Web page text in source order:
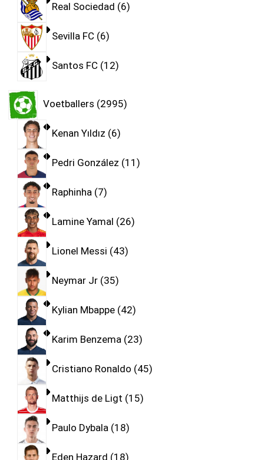
Real Sociedad 6
Sevilla FC 6
Santos FC 12
Voetballers 2995
Kenan Yıldız 6
Pedri González 11
Raphinha 7
Lamine Yamal 26
Lionel Messi 43
Neymar Jr 35
Kylian Mbappe 42
Karim Benzema 23
Cristiano Ronaldo 45
Matthijs de Ligt 15
Paulo Dybala 18
Eden Hazard 18